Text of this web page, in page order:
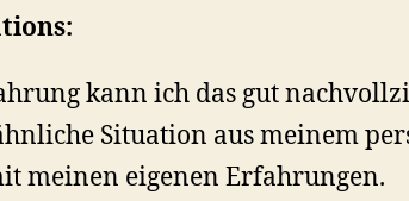
kann ich das gut
Situation aus meinem
meinen eigenen Erfahrungen.